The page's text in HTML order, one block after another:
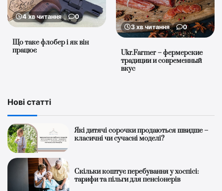
4 хв читання 0
Що таке флобер і як він
працює
3 хв читання 0
Ukr.Farmer – фермерские
традиции и современный
вкус
Нові статті
Які дитячі сорочки продаються швидше –
класичні чи сучасні моделі?
Скільки коштує перебування у хоспісі:
тарифи та пільги для пенсіонерів